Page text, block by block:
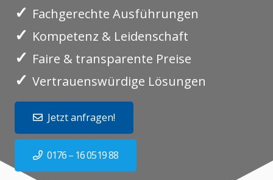
✓ Fachgerechte Ausführungen
✓ Kompetenz & Leidenschaft
✓ Faire & transparente Preise
✓ Vertrauenswürdige Lösungen
Jetzt anfragen!
0176 – 16 0519 88